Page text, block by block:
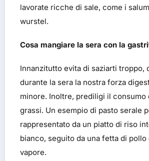
lavorate ricche di sale, come i
wurstel.
Cosa mangiare la sera con la
Innanzitutto evita di saziarti troppo,
durante la sera la nostra forza
minore. Inoltre, prediligi il consumo
grassi. Un esempio di pasto serale
rappresentato da un piatto di riso
bianco, seguito da una fetta di
vapore.